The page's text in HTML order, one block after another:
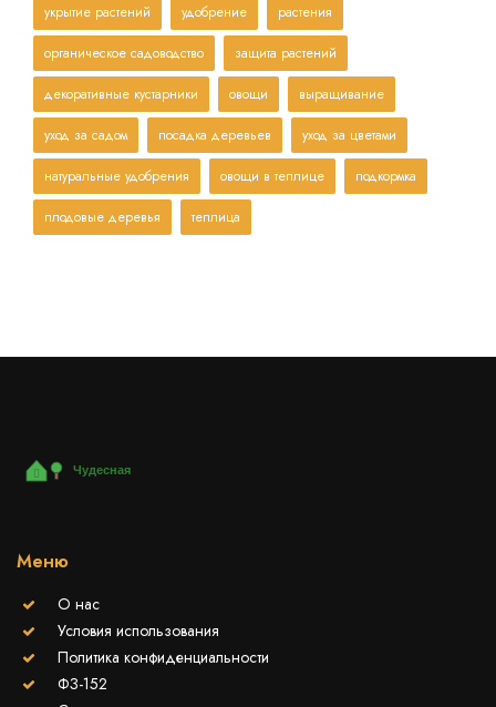
укрытие растений удобрение растения
органическое садоводство защита растений
декоративные кустарники овощи выращивание
уход за садом посадка деревьев уход за цветами
натуральные удобрения овощи в теплице подкормка
плодовые деревья теплица
Меню
О нас
Условия использования
Политика конфиденциальности
ФЗ-152